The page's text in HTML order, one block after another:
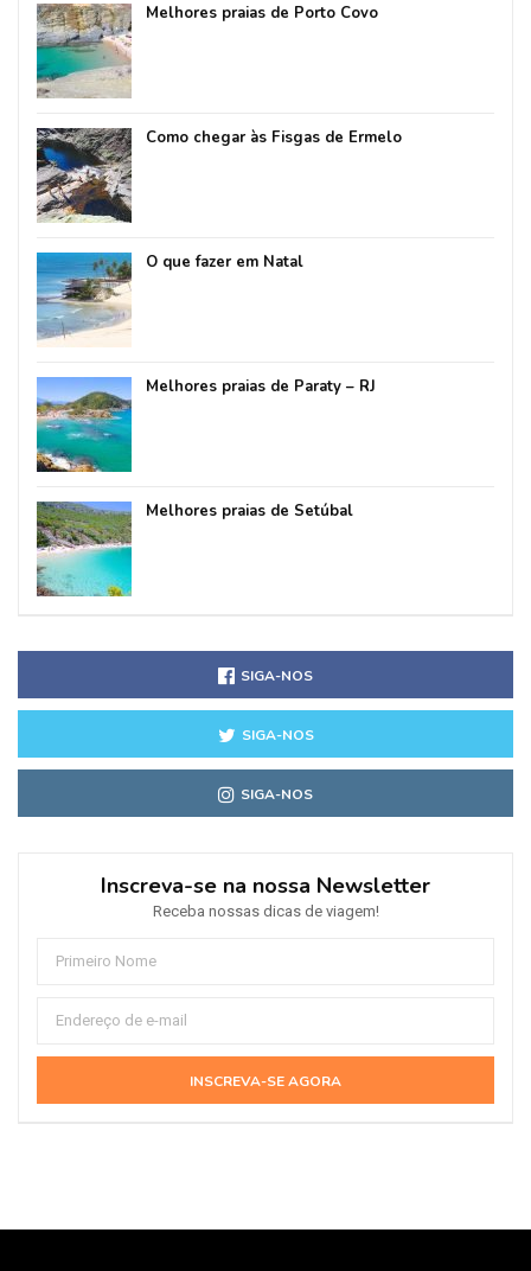
Melhores praias de Porto Covo
Como chegar às Fisgas de Ermelo
O que fazer em Natal
Melhores praias de Paraty – RJ
Melhores praias de Setúbal
SIGA-NOS
SIGA-NOS
SIGA-NOS
Inscreva-se na nossa Newsletter
Receba nossas dicas de viagem!